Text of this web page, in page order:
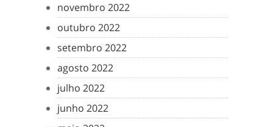
novembro 2022
outubro 2022
setembro 2022
agosto 2022
julho 2022
junho 2022